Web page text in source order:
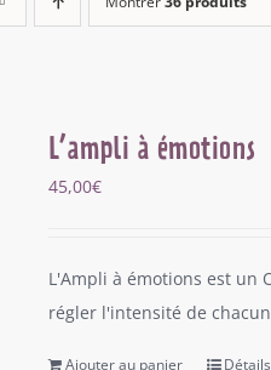
L’ampli à émotions
45,00€
L'Ampli à émotions est un
régler l'intensité de
Ajouter au panier Détails